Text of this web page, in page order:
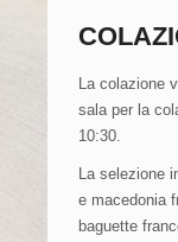
La colazione
sala per la
10:30.
La selezione
e macedonia
baguette